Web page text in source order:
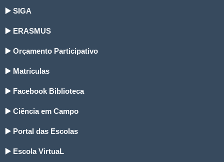
▶️ SIGA
▶️ ERASMUS
▶️ Orçamento Participativo
▶️ Matrículas
▶️ Facebook Biblioteca
▶️ Ciência em Campo
▶️ Portal das Escolas
▶️ Escola VirtuaL